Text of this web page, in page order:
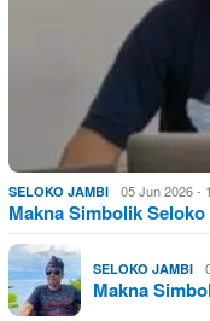
SELOKO JAMBI 05 Jun 2026 -
Makna Simbolik
SELOKO JAMBI
Makna